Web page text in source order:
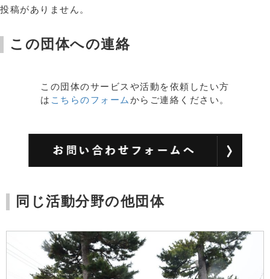
投稿がありません。
この団体への連絡
この団体のサービスや活動を依頼したい方
は こちらのフォームからご連絡ください。
同じ活動分野の他団体